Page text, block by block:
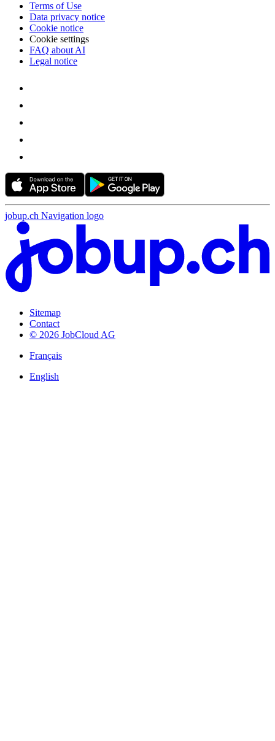
Terms of Use
Data privacy notice
Cookie notice
Cookie settings
FAQ about AI
Legal notice
jobup.ch Navigation logo
Sitemap
Contact
© 2026 JobCloud AG
Français
English